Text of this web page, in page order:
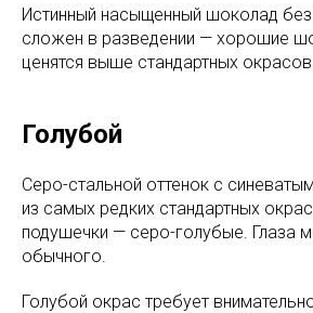
Истинный насыщенный шоколад без
сложен в разведении — хорошие
ценятся выше стандартных
Голубой
Серо-стальной оттенок с
из самых редких стандартных
подушечки — серо-голубые. Глаза
обычного.
Голубой окрас требует